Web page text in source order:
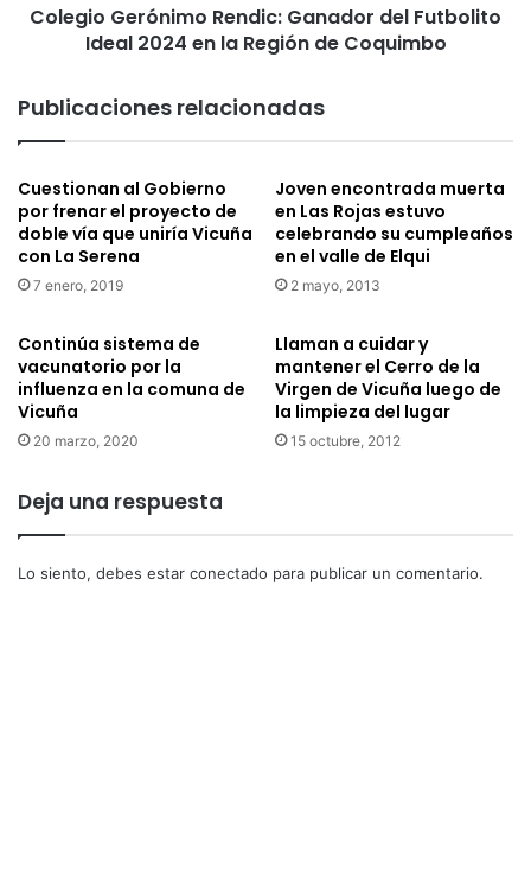
Colegio Gerónimo Rendic: Ganador del Futbolito
Ideal 2024 en la Región de Coquimbo‍
Publicaciones relacionadas
Cuestionan al Gobierno
por frenar el proyecto de
doble vía que uniría Vicuña
con La Serena
7 enero, 2019
Joven encontrada muerta
en Las Rojas estuvo
celebrando su cumpleaños
en el valle de Elqui
2 mayo, 2013
Continúa sistema de
vacunatorio por la
influenza en la comuna de
Vicuña
20 marzo, 2020
Llaman a cuidar y
mantener el Cerro de la
Virgen de Vicuña luego de
la limpieza del lugar
15 octubre, 2012
Deja una respuesta
Lo siento, debes estar conectado para publicar un comentario.